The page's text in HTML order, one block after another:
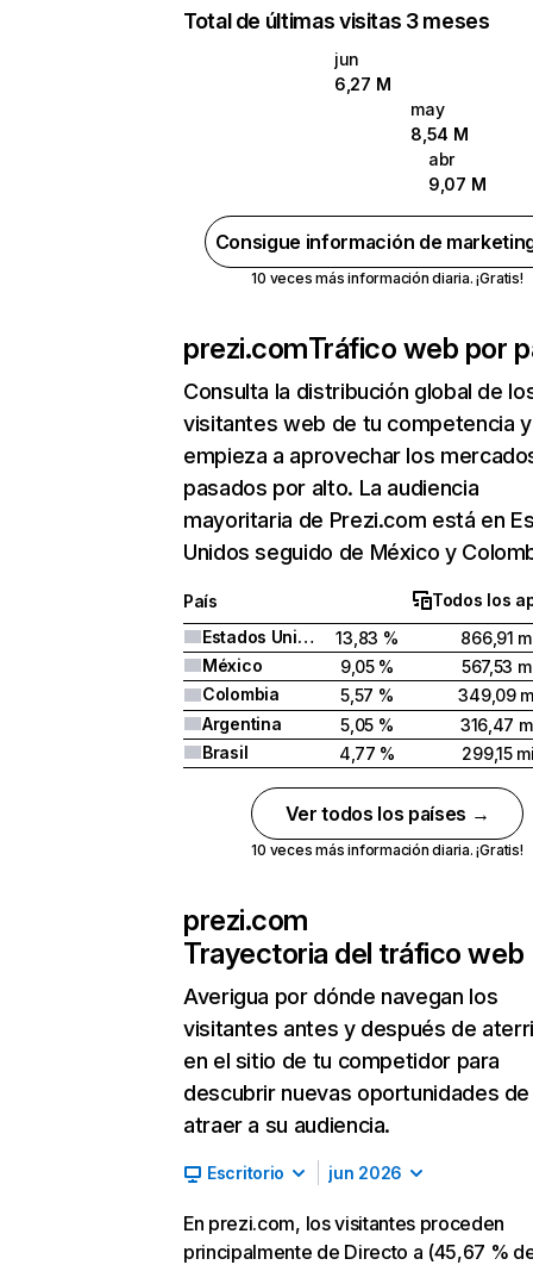
Total de últimas visitas 3 meses
jun
6,27 M
may
8,54 M
abr
9,07 M
Consigue información de
10 veces más información diaria. ¡Gratis!
prezi.comTráfico web por
Consulta la distribución global de
visitantes web de tu competencia y
empieza a aprovechar los
pasados por alto. La audiencia
mayoritaria de Prezi.com está en
Unidos seguido de México y
País
Todos los
Estados Unidos
13,83 %
866,91
México
9,05 %
567,53
Colombia
5,57 %
349,09
Argentina
5,05 %
316,47
Brasil
4,77 % 299,15
Ver todos los países →
10 veces más información diaria. ¡Gratis!
prezi.com
Trayectoria del tráfico web
Averigua por dónde navegan los
visitantes antes y después de
en el sitio de tu competidor para
descubrir nuevas oportunidades de
atraer a su audiencia.
Escritorio jun 2026
En prezi.com, los visitantes proceden
principalmente de Directo a (45,67 %